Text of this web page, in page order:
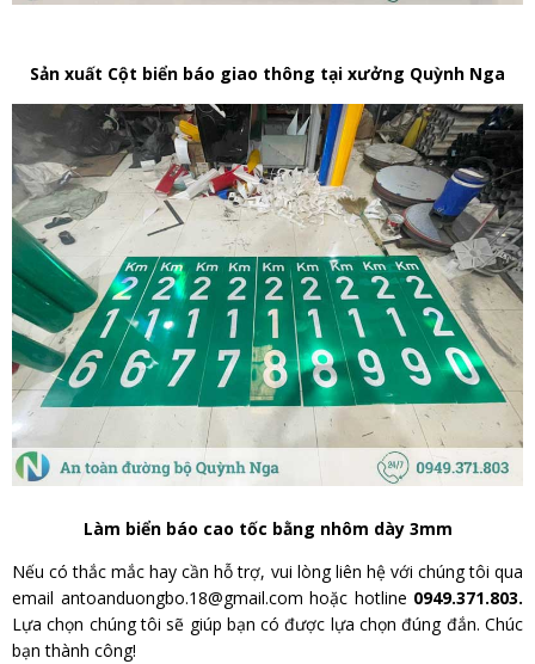
Sản xuất Cột biển báo giao thông tại xưởng Quỳnh Nga
Làm biển báo cao tốc bằng nhôm dày 3mm
Nếu có thắc mắc hay cần hỗ trợ, vui lòng liên hệ với chúng tôi qua
email antoanduongbo.18@gmail.com hoặc hotline 0949.371.803.
Lựa chọn chúng tôi sẽ giúp bạn có được lựa chọn đúng đắn. Chúc
bạn thành công!